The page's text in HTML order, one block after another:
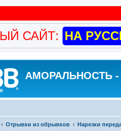
САЙТ: НА
АМОРАЛЬНОСТЬ
Отрывки из обрывков Нарезки